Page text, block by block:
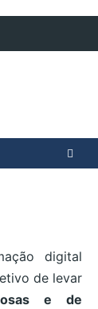
digital
de levar
e de